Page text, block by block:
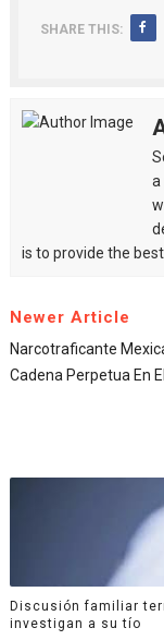
SHARE THIS:
a
is to provide the
Newer Article
Narcotraficante
Cadena Perpetua En
Discusión familiar
investigan a su tío